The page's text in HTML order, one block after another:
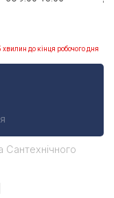
до кінця робочого дня
Сантехнічного